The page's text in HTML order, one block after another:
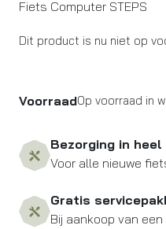
Fiets Computer STEPS
Dit product is nu niet op
VoorraadOp voorraad in
Bezorging in
Voor alle nieuwe
Gratis
Bij aankoop van